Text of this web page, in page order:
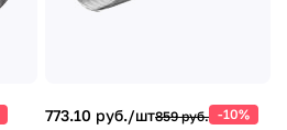
773.10 руб./шт859 руб. -10%